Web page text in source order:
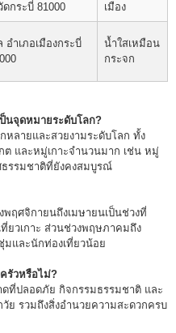
ดกระบี่ 81000
เมือง
อำเภอเมืองกระบี่
น้ำใสเหมือน
กระจก
นจุดหมายระดับโลก?
ลายและสวยงามระดับโลก ทั้ง
และหมู่เกาะจำนวนมาก เช่น หมู่
ธรรมชาติที่ยังคงสมบูรณ์
พฤศจิกายนถึงเมษายนเป็นช่วงที่
ยวเกาะ ส่วนช่วงพฤษภาคมถึง
มและนักท่องเที่ยวน้อย
รัวหรือไม่?
ดที่ปลอดภัย กิจกรรมธรรมชาติ และ
ย รวมถึงสิ่งอำนวยความสะดวกครบ